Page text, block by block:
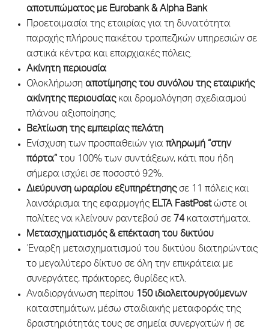
αποτυπώματος με Eurobank & Alpha Bank
Προετοιμασία της εταιρίας για τη δυνατότητα
παροχής πλήρους πακέτου τραπεζικών υπηρεσιών σε
αστικά κέντρα και επαρχιακές πόλεις.
Ακίνητη περιουσία
Ολοκλήρωση αποτίμησης του συνόλου της εταιρικής
ακίνητης περιουσίαςκαι δρομολόγηση σχεδιασμού
πλάνου αξιοποίησης.
Βελτίωση της εμπειρίας πελάτη
Ενίσχυση των προσπαθειών για πληρωμή “στην
πόρτα” του 100% των συντάξεων, κάτι που ήδη
σήμερα ισχύει σε ποσοστό 92%.
Διεύρυνση ωραρίου εξυπηρέτησηςσε 11 πόλεις και
λανσάρισμα της εφαρμογής ELTA FastPostώστε οι
πολίτες να κλείνουν ραντεβού σε 74καταστήματα.
Μετασχηματισμός & επέκταση του δικτύου
Έναρξη μετασχηματισμού του δικτύου διατηρώντας
το μεγαλύτερο δίκτυο σε όλη την επικράτεια με
συνεργάτες, πράκτορες, θυρίδες κτλ.
Αναδιοργάνωση περίπου
150 ιδιολειτουργούμενων
καταστημάτων, μέσω σταδιακής μεταφοράς της
δραστηριότητάς τους σε σημεία συνεργατών ή σε